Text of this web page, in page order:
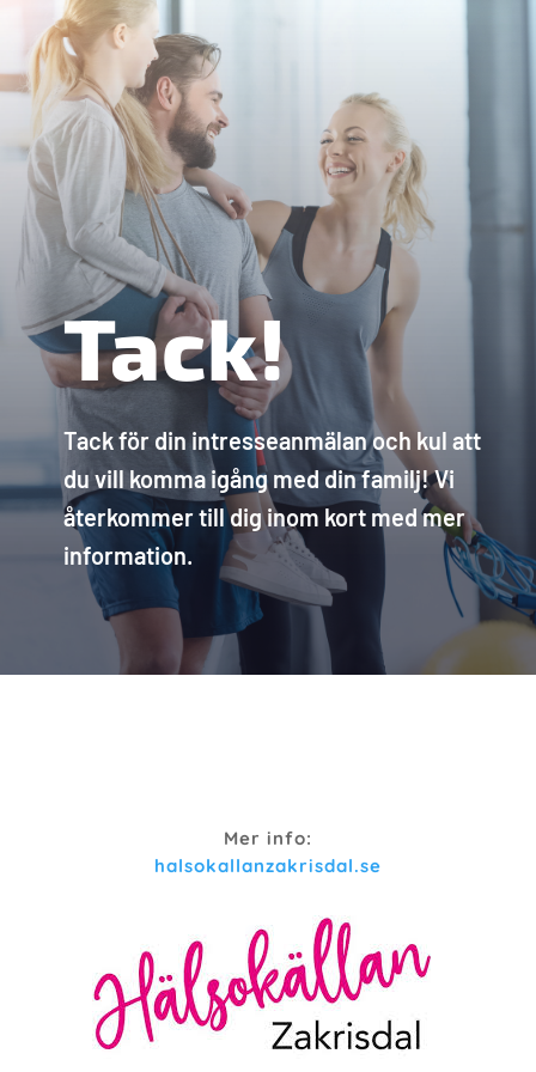
Tack!
Tack för din intresseanmälan och kul att
du vill komma igång med din familj! Vi
återkommer till dig inom kort med mer
information.
Mer info:
halsokallanzakrisdal.se